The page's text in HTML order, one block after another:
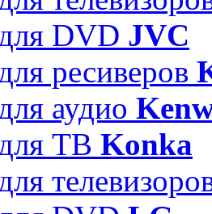
DVD JVC
ресиверов
аудио
ТВ Konka